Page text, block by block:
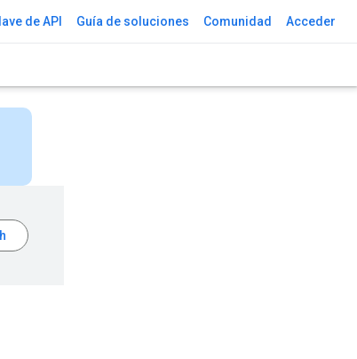
de API Guía de soluciones Comunidad Acceder